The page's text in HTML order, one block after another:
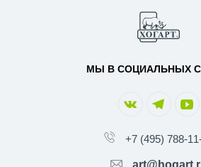
МЫ В СОЦИАЛЬНЫХ
+7 (495) 788-